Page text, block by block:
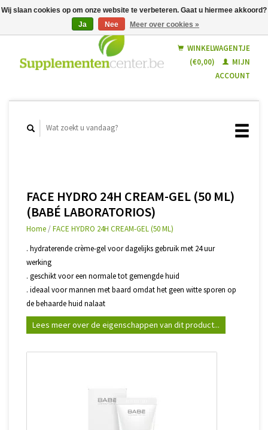
Nederlands
WINKELWAGENTJE
(€0,00)
MIJN
ACCOUNT
FACE HYDRO 24H CREAM-GEL (50 ML)
(BABÉ LABORATORIOS)
Home /FACE HYDRO 24H CREAM-GEL (50 ML)
. hydraterende crème-gel voor dagelijks gebruik met 24 uur
werking
. geschikt voor een normale tot gemengde huid
. ideaal voor mannen met baard omdat het geen witte sporen op
de behaarde huid nalaat
Lees meer over de eigenschappen van dit product...
Wij slaan cookies op om onze website te verbeteren. Gaat u hiermee akkoord?
Ja
Nee Meer over cookies »